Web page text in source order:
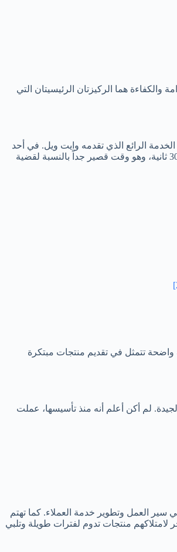
والكفاءة هما الركيزتان الرئيسيتان التي
الرائع الذي تقدمه وايت ويل. في أحد
الأيام، واجهت مشكلة مع غسالة الملابس الخاصة بي، وعند الاتصال على الرقم الموحد 01019158995، كانت الخدمة سريعة وفعالة. حيث تم الرد على مكالمتي خلال 30 ثانية، وهو وقت قصير جداً بالنسبة لقضية
رؤية واضحة تتمثل في تقديم منتجات مبتكرة
لم أكن أعلم أنه منذ تأسيسها، عملت
سير العمل وتطوير خدمة العملاء. كما تهتم
منتجات تدوم لفترات طويلة وتلبي